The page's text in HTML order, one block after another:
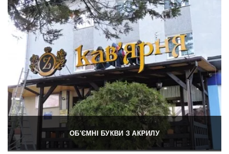
ОБ'ЄМНІ БУКВИ З АКРИЛУ